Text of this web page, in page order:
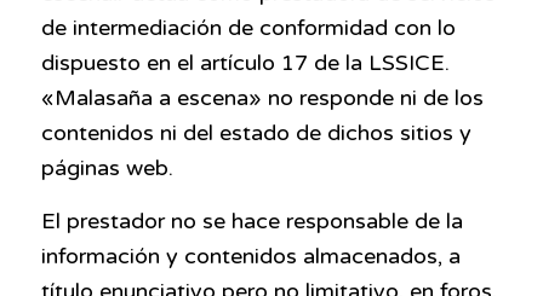
de intermediación de conformidad con lo
dispuesto en el artículo 17 de la LSSICE.
«Malasaña a escena» no responde ni de los
contenidos ni del estado de dichos sitios y
páginas web.
El prestador no se hace responsable de la
información y contenidos almacenados, a